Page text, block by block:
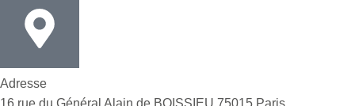
Adresse
16 rue du Général Alain de BOISSIEU 75015 Paris